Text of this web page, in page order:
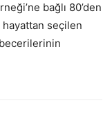
bağlı 80’den
hayattan seçilen